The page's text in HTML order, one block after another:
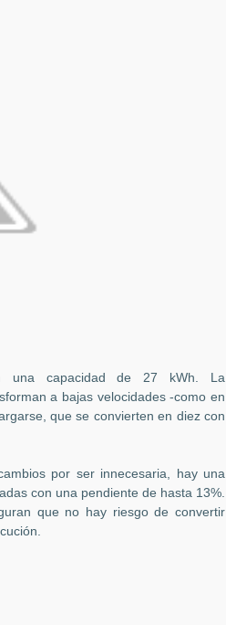
una capacidad de 27 kWh. La
a bajas velocidades -como en
que se convierten en diez con
por ser innecesaria, hay una
con una pendiente de hasta 13%.
que no hay riesgo de convertir